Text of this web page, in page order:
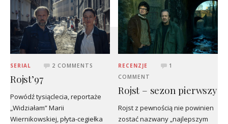
SERIAL 2 COMMENTS
Rojst’97
Powódź tysiąclecia, reportaże
„Widziałam” Marii
Wiernikowskiej, płyta-cegiełka
RECENZJE
1
COMMENT
Rojst – sezon pierwszy
Rojst z pewnością nie powinien
zostać nazwany „najlepszym